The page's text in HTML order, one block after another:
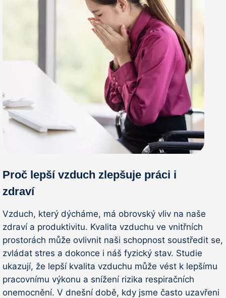
Proč lepší vzduch zlepšuje práci i
zdraví
Vzduch, který dýcháme, má obrovský vliv na naše
zdraví a produktivitu. Kvalita vzduchu ve vnitřních
prostorách může ovlivnit naši schopnost soustředit se,
zvládat stres a dokonce i náš fyzický stav. Studie
ukazují, že lepší kvalita vzduchu může vést k lepšímu
pracovnímu výkonu a snížení rizika respiračních
onemocnění. V dnešní době, kdy jsme často uzavřeni